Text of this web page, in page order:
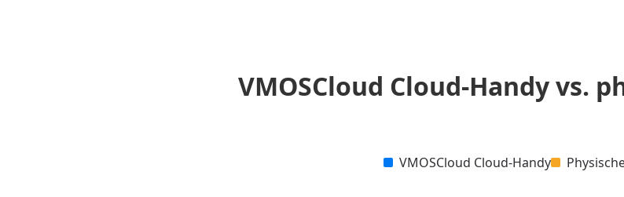
VMOSCloud Cloud-Handy vs.
VMOSCloud Cloud-Handy